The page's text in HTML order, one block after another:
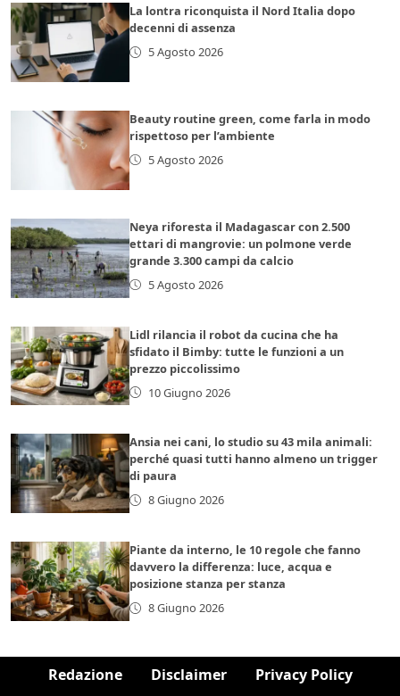
La lontra riconquista il Nord Italia dopo
decenni di assenza
5 Agosto 2026
Beauty routine green, come farla in modo
rispettoso per l’ambiente
5 Agosto 2026
Neya riforesta il Madagascar con 2.500
ettari di mangrovie: un polmone verde
grande 3.300 campi da calcio
5 Agosto 2026
Lidl rilancia il robot da cucina che ha
sfidato il Bimby: tutte le funzioni a un
prezzo piccolissimo
10 Giugno 2026
Ansia nei cani, lo studio su 43 mila animali:
perché quasi tutti hanno almeno un trigger
di paura
8 Giugno 2026
Piante da interno, le 10 regole che fanno
davvero la differenza: luce, acqua e
posizione stanza per stanza
8 Giugno 2026
Redazione Disclaimer Privacy Policy